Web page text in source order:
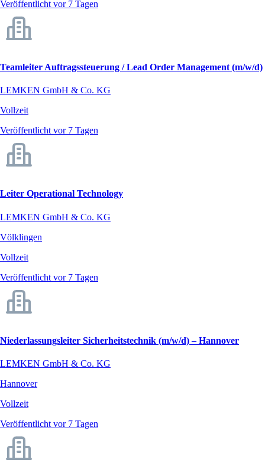
Veröffentlicht vor 7 Tagen
Teamleiter Auftragssteuerung / Lead Order Management (m/w/d)
LEMKEN GmbH & Co. KG
Vollzeit
Veröffentlicht vor 7 Tagen
Leiter Operational Technology
LEMKEN GmbH & Co. KG
Völklingen
Vollzeit
Veröffentlicht vor 7 Tagen
Niederlassungsleiter Sicherheitstechnik (m/w/d) – Hannover
LEMKEN GmbH & Co. KG
Hannover
Vollzeit
Veröffentlicht vor 7 Tagen